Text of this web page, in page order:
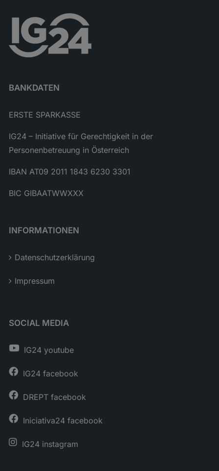
BANKDATEN
ERSTE SPARKASSE
IG24 – Initiative für Gerechtigkeit in der
Personenbetreuung in Österreich
IBAN AT09 2011 1843 6230 3301
BIC GIBAATWWXXX
INFORMATIONEN
Datenschutzerklärung
Impressum
SOCIAL MEDIA
IG24 youtube
IG24 facebook
DREPT facebook
Iniciativa24 facebook
IG24 instagram